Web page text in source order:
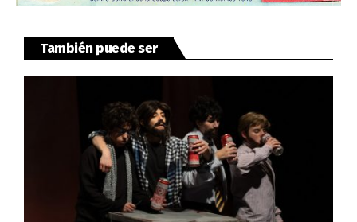
También puede ser